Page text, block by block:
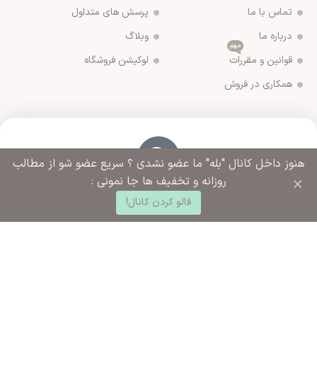
تماس با ما
درباره ما
قوانین و مقررات
مهم
همکاری در فروش
پرسش های متداول
وبلاگ
لوکیشن فروشگاه
آدرس فروشگاه
ورامین مجتمع ادارات خیابان آزادگان روبروی خیابان ملاهادی
سبزواری نبش کوچه شهید رضایی
هنوز داخل کانال "بله" ما عضو نشدی ؟ سریع عضو شو از مطالب
روزانه و تخفیف ها جا نمونی :
فالو کردن کانال!
×